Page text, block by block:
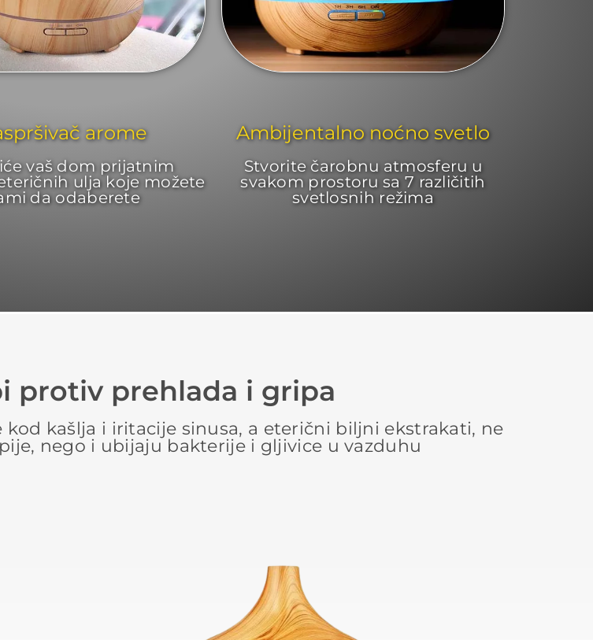
arome
vaš dom prijatnim
ulja koje možete
da odaberete
Ambijentalno noćno svetlo
Stvorite čarobnu atmosferu u
svakom prostoru sa 7 različitih
svetlosnih režima
protiv prehlada i gripa
kašlja i iritacije sinusa, a eterični biljni ekstrakati, ne
nego i ubijaju bakterije i gljivice u vazduhu